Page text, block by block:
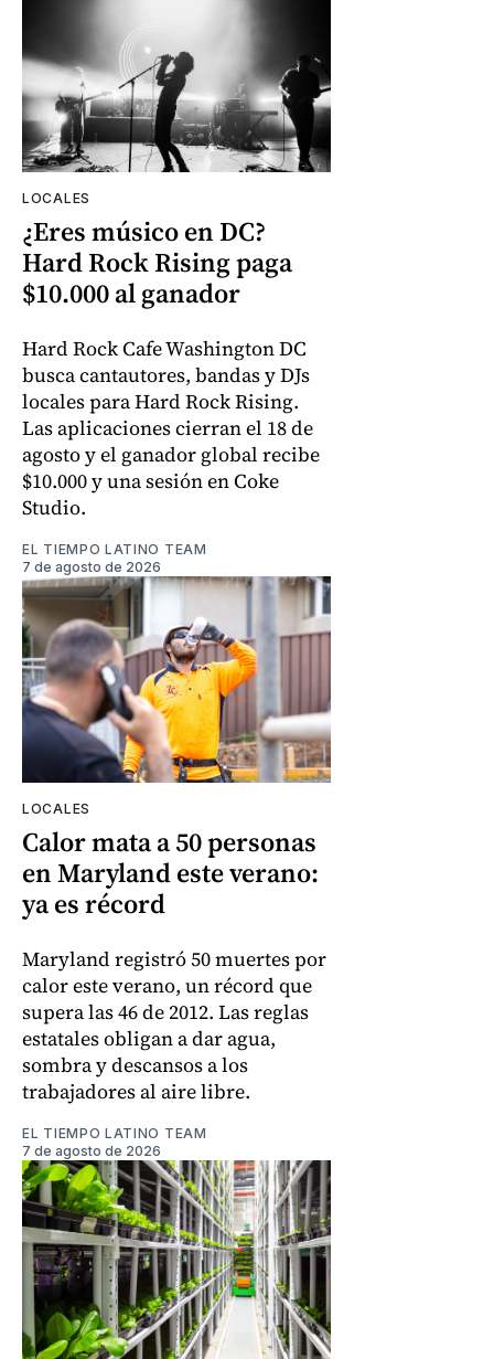
LOCALES
¿Eres músico en DC?
Hard Rock Rising paga
$10.000 al ganador
Hard Rock Cafe Washington DC
busca cantautores, bandas y DJs
locales para Hard Rock Rising.
Las aplicaciones cierran el 18 de
agosto y el ganador global recibe
$10.000 y una sesión en Coke
Studio.
EL TIEMPO LATINO TEAM
7 de agosto de 2026
LOCALES
Calor mata a 50 personas
en Maryland este verano:
ya es récord
Maryland registró 50 muertes por
calor este verano, un récord que
supera las 46 de 2012. Las reglas
estatales obligan a dar agua,
sombra y descansos a los
trabajadores al aire libre.
EL TIEMPO LATINO TEAM
7 de agosto de 2026